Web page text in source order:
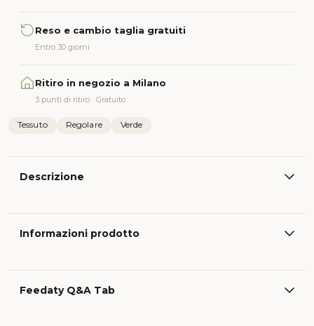
Reso e cambio taglia gratuiti
Entro 30 giorni
Ritiro in negozio a Milano
3 punti di ritiro · Gratuito
Tessuto Regolare Verde
Descrizione
Informazioni prodotto
Feedaty Q&A Tab